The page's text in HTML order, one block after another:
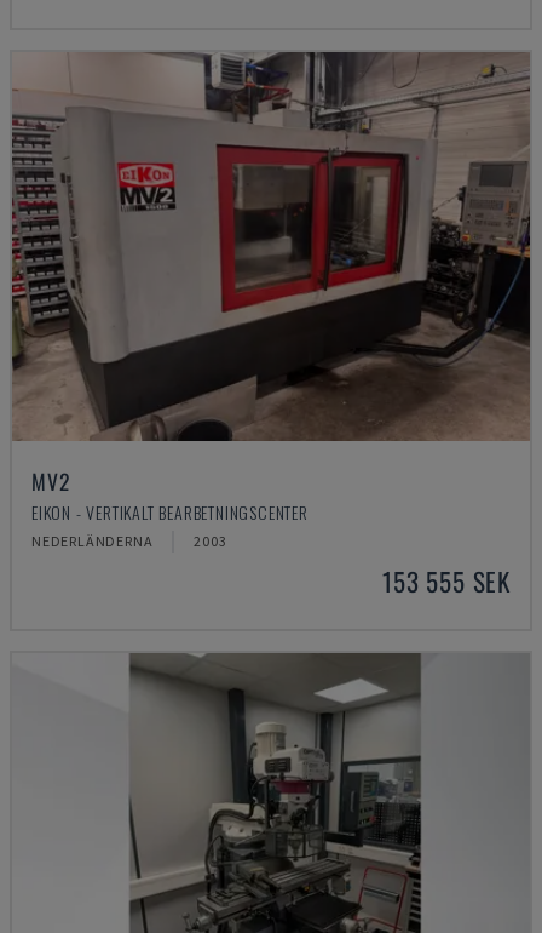
MV2
EIKON - VERTIKALT BEARBETNINGSCENTER
NEDERLÄNDERNA 2003
153 555 SEK